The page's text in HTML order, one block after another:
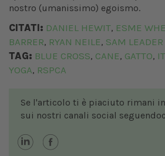
nostro (umanissimo) egoismo.
CITATI: DANIEL HEWIT, ESME
BARRER, RYAN NEILE, SAM LEADER
TAG: BLUE CROSS, CANE, GATTO,
YOGA, RSPCA
Se l'articolo ti è piaciuto rimani
sui nostri canali social